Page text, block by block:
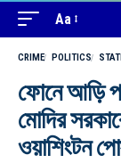
Aa
CRIME POLITICS
ফোনে আড়ি
মোদির
ওয়াশিংটন